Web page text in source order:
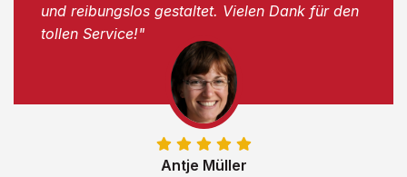
Antje Müller
und reibungslos gestaltet. Vielen Dank für den
tollen Service!"